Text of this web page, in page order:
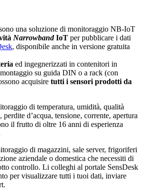
una soluzione di monitoraggio NB-IoT
NarrowbandIoT per pubblicare i dati
, disponibile anche in versione gratuita
ed ingegnerizzati in contenitori in
su guida DIN o a rack (con
acquisire tutti i sensori prodotti da
di temperatura, umidità, qualità
d’acqua, tensione, corrente, apertura
il frutto di oltre 16 anni di esperienza
di magazzini, sale server, frigoriferi
aziendale o domestica che necessiti di
controllo. Li colleghi al portale SensDesk
per visualizzare tutti i tuoi dati, inviare